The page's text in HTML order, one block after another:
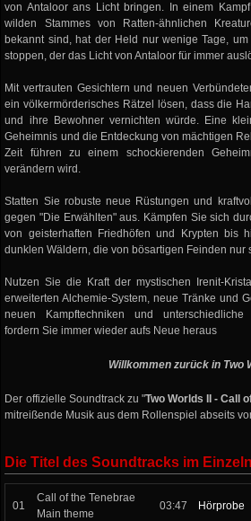
von Antaloor ans Licht bringen. In einem
wilden Stammes von Ratten-ähnlichen
bekannt sind, hat der Held nur wenige Tage,
stoppen, der das Licht von Antaloor für immer
Mit vertrauten Gesichtern und neuen
ein völkermörderisches Rätzel lösen, dass die
und ihre Bewohner vernichten würde. Eine
Geheimnis und die Entdeckung von mächtigen
Zeit führen zu einem schockierenden
verändern wird.
Statten Sie robuste neue Rüstungen und
gegen "Die Erwählten" aus. Kämpfen Sie sich
von geisterhaften Friedhöfen und Krypten bis
dunklen Wäldern, die von bösartigen Feinden nur
Nutzen Sie die Kraft der mystischen Irenit-
erweiterten Alchemie-System, neue Tränke und
neuen Kampftechniken und unterschiedliche
fordern Sie immer wieder aufs Neue heraus
Willkommen zurück in Two
Der offizielle Soundtrack zu "Two Worlds II - Call
mitreißende Musik aus dem Rollenspiel abseits
Die Titel des Soundtracks im
01
Call of the Tenebrae
Main theme
03:47 Hörprobe